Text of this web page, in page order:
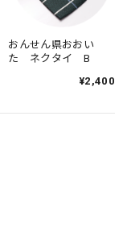
おんせん県おおい
た ネクタイ B
¥2,400